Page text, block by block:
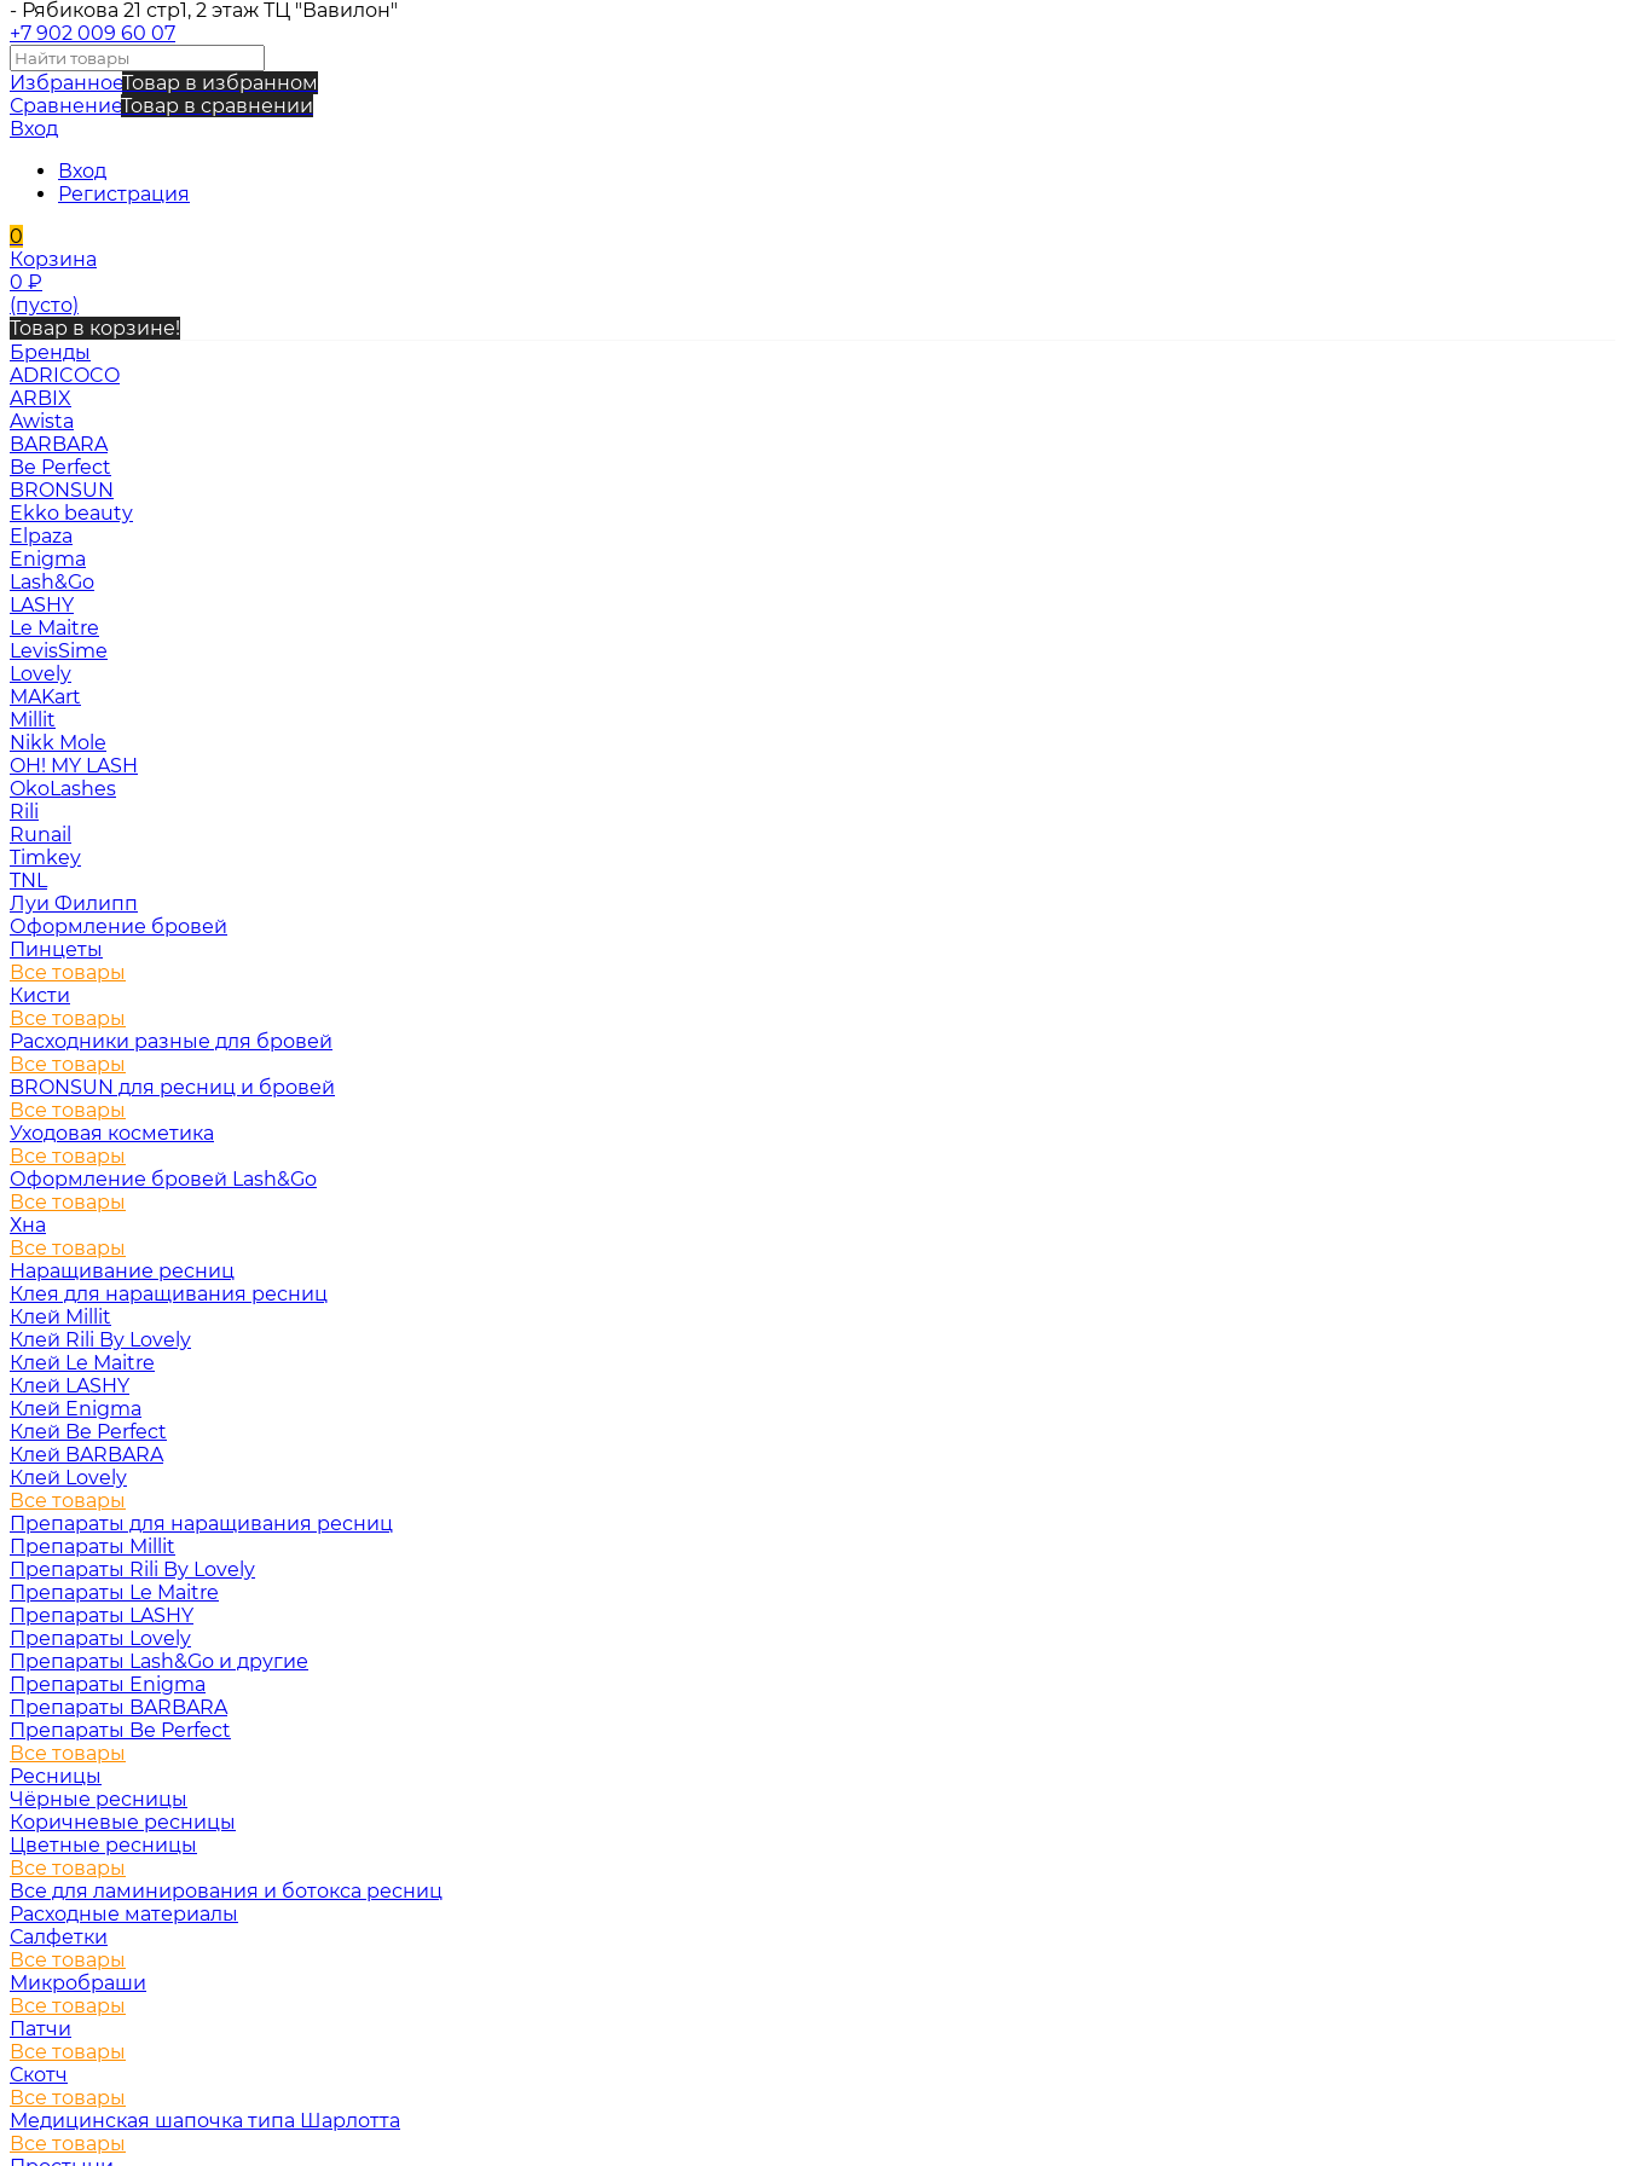
- Рябикова 21 стр1, 2 этаж ТЦ "Вавилон"
+7 902 009 60 07
ИзбранноеТовар в избранном
СравнениеТовар в сравнении
Вход
Вход
Регистрация
0
Корзина
0 ₽
(пусто)
Товар в корзине!
Бренды
ADRICOCO
ARBIX
Awista
BARBARA
Be Perfect
BRONSUN
Ekko beauty
Elpaza
Enigma
Lash&Go
LASHY
Le Maitre
LevisSime
Lovely
MAKart
Millit
Nikk Mole
OH! MY LASH
OkoLashes
Rili
Runail
Timkey
TNL
Луи Филипп
Оформление бровей
Пинцеты
Все товары
Кисти
Все товары
Расходники разные для бровей
Все товары
BRONSUN для ресниц и бровей
Все товары
Уходовая косметика
Все товары
Оформление бровей Lash&Go
Все товары
Хна
Все товары
Наращивание ресниц
Клея для наращивания ресниц
Клей Millit
Клей Rili By Lovely
Клей Le Maitre
Клей LASHY
Клей Enigma
Клей Be Perfect
Клей BARBARA
Клей Lovely
Все товары
Препараты для наращивания ресниц
Препараты Millit
Препараты Rili By Lovely
Препараты Le Maitre
Препараты LASHY
Препараты Lovely
Препараты Lash&Go и другие
Препараты Enigma
Препараты BARBARA
Препараты Be Perfect
Все товары
Ресницы
Чёрные ресницы
Коричневые ресницы
Цветные ресницы
Все товары
Все для ламинирования и ботокса ресниц
Расходные материалы
Салфетки
Все товары
Микробраши
Все товары
Патчи
Все товары
Скотч
Все товары
Медицинская шапочка типа Шарлотта
Все товары